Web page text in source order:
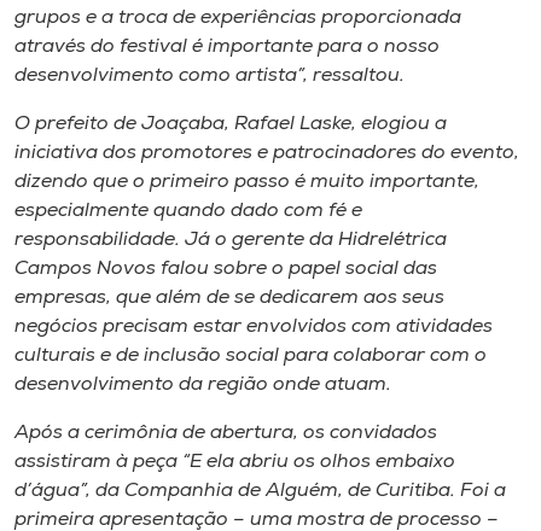
grupos e a troca de experiências proporcionada
através do festival é importante para o nosso
desenvolvimento como artista”, ressaltou.
O prefeito de Joaçaba, Rafael Laske, elogiou a
iniciativa dos promotores e patrocinadores do evento,
dizendo que o primeiro passo é muito importante,
especialmente quando dado com fé e
responsabilidade. Já o gerente da Hidrelétrica
Campos Novos falou sobre o papel social das
empresas, que além de se dedicarem aos seus
negócios precisam estar envolvidos com atividades
culturais e de inclusão social para colaborar com o
desenvolvimento da região onde atuam.
Após a cerimônia de abertura, os convidados
assistiram à peça “E ela abriu os olhos embaixo
d’água”, da Companhia de Alguém, de Curitiba. Foi a
primeira apresentação – uma mostra de processo –